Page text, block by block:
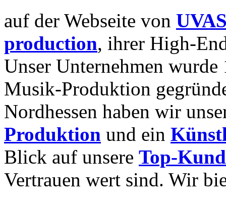
auf der Webseite von
production, ihrer High-
Unser Unternehmen
Musik-Produktion
Nordhessen haben wir
Produktion und ein
Blick auf unsere Top-
Vertrauen wert sind. Wir